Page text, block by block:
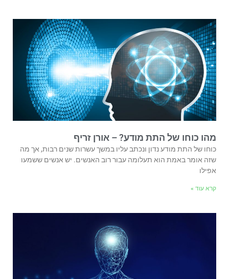
מהו כוחו של התת מודע? – אורן זריף
כוחו של התת מודע נדון ונכתב עליו במשך עשרות שנים רבות, אך מה
שזה אומר באמת הוא תעלומה עבור רוב האנשים. יש אנשים ששמעו
אפילו
קרא עוד »